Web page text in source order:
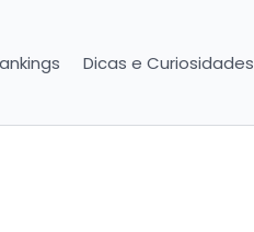
Dicas e Curiosidades